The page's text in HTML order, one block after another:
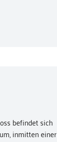
befindet sich
inmitten einer